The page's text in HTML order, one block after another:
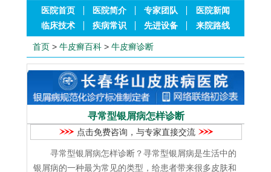
医院首页 医院简介 专家团队
医院新闻
临床技术
疾病常识 先进设备 来院路线
首页 > 牛皮癣百科 > 牛皮癣诊断
寻常型银屑病怎样诊断
点击免费咨询，与专家直接交流
寻常型银屑病怎样诊断？寻常型银屑病是生活中的
银屑病的一种最为常见的类型，给患者带来很多皮肤和